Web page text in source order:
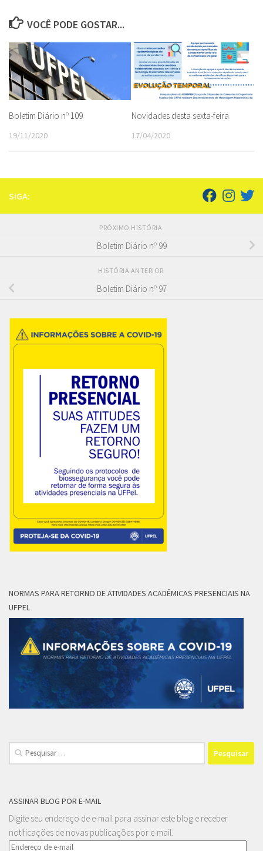
VOCÊ PODE GOSTAR...
Boletim Diário nº 109
19/11/2020
Novidades desta sexta-feira
17/04/2020
SIGA:
PRÓXIMO HISTÓRIA
Boletim Diário nº 99
HISTÓRIA ANTERIOR
Boletim Diário nº 97
NORMAS PARA RETORNO DE ATIVIDADES ACADÊMICAS PRESENCIAIS NA
UFPEL
Pesquisar
por:
ASSINAR BLOG POR E-MAIL
Digite seu endereço de e-mail para assinar este blog e receber
notificações de novas publicações por e-mail.
Endereço